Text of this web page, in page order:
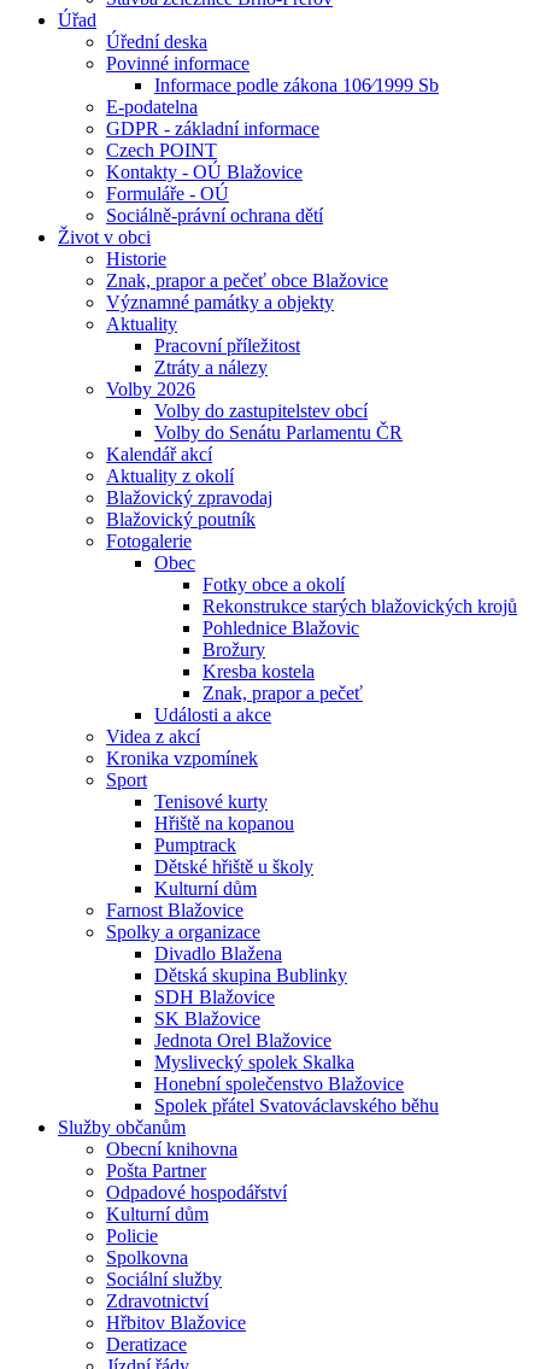
Úřad
Úřední deska
Povinné informace
Informace podle zákona 106⁄1999 Sb
E-podatelna
GDPR - základní informace
Czech POINT
Kontakty - OÚ Blažovice
Formuláře - OÚ
Sociálně-právní ochrana dětí
Život v obci
Historie
Znak, prapor a pečeť obce Blažovice
Významné památky a objekty
Aktuality
Pracovní příležitost
Ztráty a nálezy
Volby 2026
Volby do zastupitelstev obcí
Volby do Senátu Parlamentu ČR
Kalendář akcí
Aktuality z okolí
Blažovický zpravodaj
Blažovický poutník
Fotogalerie
Obec
Fotky obce a okolí
Rekonstrukce starých blažovických krojů
Pohlednice Blažovic
Brožury
Kresba kostela
Znak, prapor a pečeť
Události a akce
Videa z akcí
Kronika vzpomínek
Sport
Tenisové kurty
Hřiště na kopanou
Pumptrack
Dětské hřiště u školy
Kulturní dům
Farnost Blažovice
Spolky a organizace
Divadlo Blažena
Dětská skupina Bublinky
SDH Blažovice
SK Blažovice
Jednota Orel Blažovice
Myslivecký spolek Skalka
Honební společenstvo Blažovice
Spolek přátel Svatováclavského běhu
Služby občanům
Obecní knihovna
Pošta Partner
Odpadové hospodářství
Kulturní dům
Policie
Spolkovna
Sociální služby
Zdravotnictví
Hřbitov Blažovice
Deratizace